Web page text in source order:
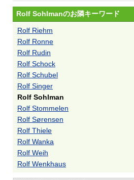
Rolf Sohlmanのお隣キーワード
Rolf Riehm
Rolf Ronne
Rolf Rudin
Rolf Schock
Rolf Schubel
Rolf Singer
Rolf Sohlman
Rolf Stommelen
Rolf Sørensen
Rolf Thiele
Rolf Wanka
Rolf Weih
Rolf Wenkhaus